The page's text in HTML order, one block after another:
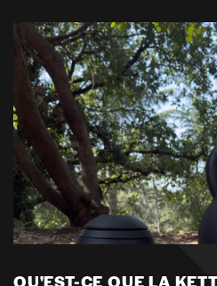
QU'EST-CE QUE LA